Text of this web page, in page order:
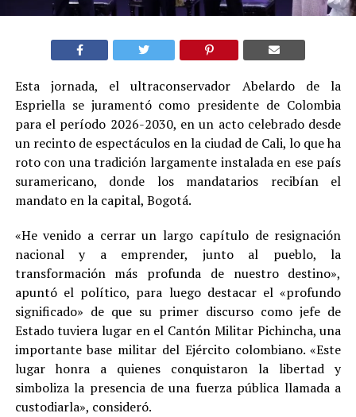
Esta jornada, el ultraconservador Abelardo de la
Espriella se juramentó como presidente de Colombia
para el período 2026-2030, en un acto celebrado desde
un recinto de espectáculos en la ciudad de Cali, lo que ha
roto con una tradición largamente instalada en ese país
suramericano, donde los mandatarios recibían el
mandato en la capital, Bogotá.
«He venido a cerrar un largo capítulo de resignación
nacional y a emprender, junto al pueblo, la
transformación más profunda de nuestro destino»,
apuntó el político, para luego destacar el «profundo
significado» de que su primer discurso como jefe de
Estado tuviera lugar en el Cantón Militar Pichincha, una
importante base militar del Ejército colombiano. «Este
lugar honra a quienes conquistaron la libertad y
simboliza la presencia de una fuerza pública llamada a
custodiarla», consideró.